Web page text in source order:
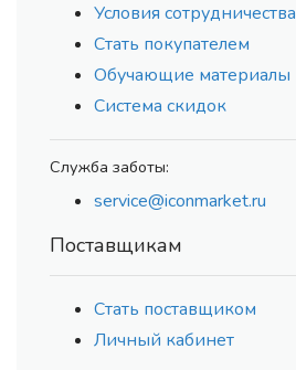
Условия сотрудничества
Стать покупателем
Обучающие материалы
Система скидок
Служба заботы:
service@iconmarket.ru
Поставщикам
Стать поставщиком
Личный кабинет